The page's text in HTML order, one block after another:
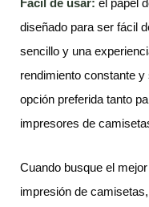
Fácil de usar: el papel
diseñado para ser fácil
sencillo y una
rendimiento constante
opción preferida tanto
impresores de
Cuando busque el
impresión de